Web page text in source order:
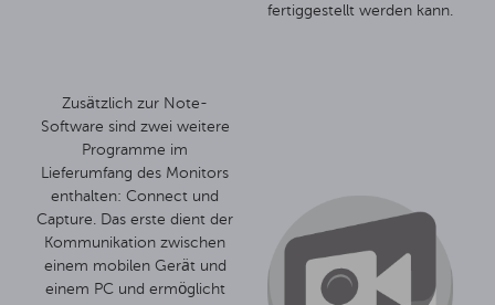
fertiggestellt werden kann.
Zusätzlich zur Note-
Software sind zwei weitere
Programme im
Lieferumfang des Monitors
enthalten: Connect und
Capture. Das erste dient der
Kommunikation zwischen
einem mobilen Gerät und
einem PC und ermöglicht